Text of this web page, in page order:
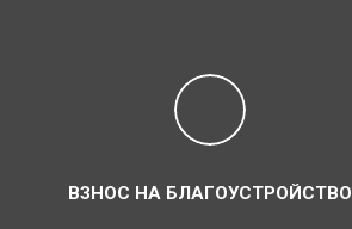
ВЗНОС НА БЛАГОУСТРОЙСТВО